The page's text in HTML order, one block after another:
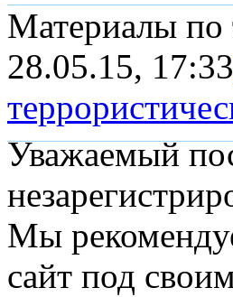
Материалы по
28.05.15, 17:33
Уважаемый
Мы
сайт под